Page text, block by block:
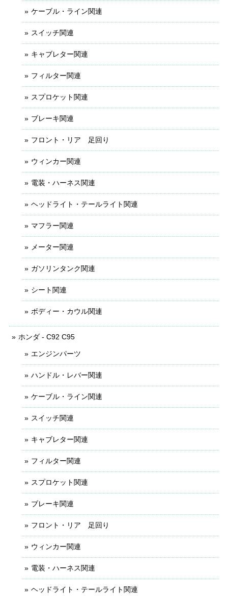
ケーブル・ライン関連
スイッチ関連
キャブレター関連
フィルター関連
スプロケット関連
ブレーキ関連
フロント・リア 足回り
ウィンカー関連
電装・ハーネス関連
ヘッドライト・テールライト関連
マフラー関連
メーター関連
ガソリンタンク関連
シート関連
ボディー・カウル関連
ホンダ - C92 C95
エンジンパーツ
ハンドル・レバー関連
ケーブル・ライン関連
スイッチ関連
キャブレター関連
フィルター関連
スプロケット関連
ブレーキ関連
フロント・リア 足回り
ウィンカー関連
電装・ハーネス関連
ヘッドライト・テールライト関連